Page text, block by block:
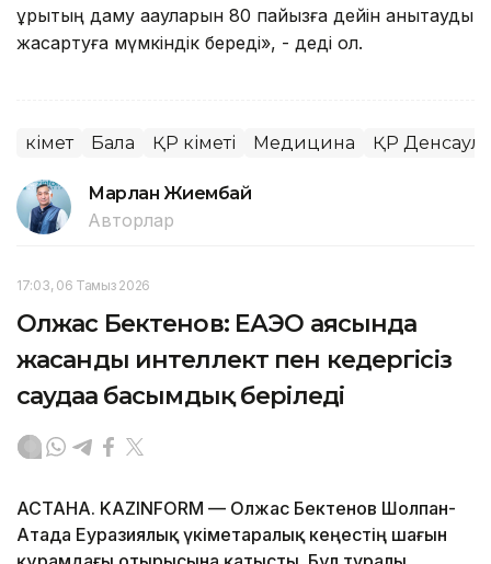
ұрықтың даму ақауларын 80 пайызға дейін анықтауды
жақсартуға мүмкіндік береді», - деді ол.
Үкімет Бала ҚР Үкіметі Медицина ҚР
Марлан Жиембай
Авторлар
17:03, 06 Тамыз 2026
Олжас Бектенов: ЕАЭО аясында
жасанды интеллект пен кедергісіз
саудаға басымдық беріледі
АСТАНА. KAZINFORM — Олжас Бектенов Шолпан-
Атада Еуразиялық үкіметаралық кеңестің шағын